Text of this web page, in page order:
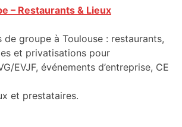
– Restaurants & Lieux
de groupe à Toulouse : restaurants,
et privatisations pour
EVJF, événements d’entreprise, CE
et prestataires.